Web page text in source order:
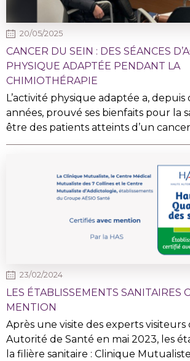
20/05/2025
CANCER DU SEIN : DES SÉANCES
PHYSIQUE ADAPTÉE PENDANT LA
CHIMIOTHÉRAPIE
L’activité physique adaptée a,
années, prouvé ses bienfaits pour la
être des patients atteints d’un
23/02/2024
LES ÉTABLISSEMENTS SANITAIRES
MENTION
Après une visite des experts visiteurs
Autorité de Santé en mai 2023, les
la filière sanitaire : Clinique